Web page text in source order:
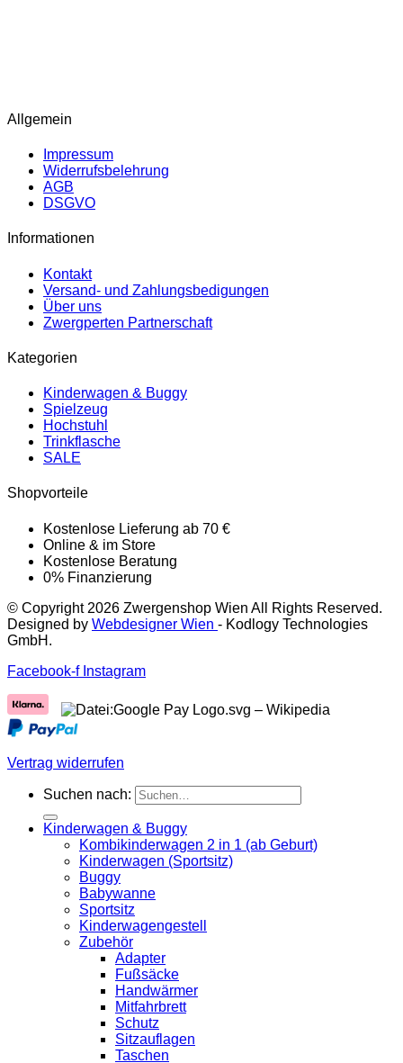
Allgemein
Impressum
Widerrufsbelehrung
AGB
DSGVO
Informationen
Kontakt
Versand- und Zahlungsbedigungen
Über uns
Zwergperten Partnerschaft
Kategorien
Kinderwagen & Buggy
Spielzeug
Hochstuhl
Trinkflasche
SALE
Shopvorteile
Kostenlose Lieferung ab 70 €
Online & im Store
Kostenlose Beratung
0% Finanzierung
© Copyright 2026 Zwergenshop Wien All Rights Reserved.
Designed by Webdesigner Wien - Kodlogy Technologies
GmbH.
Facebook-f Instagram
Vertrag widerrufen
Suchen nach:
Kinderwagen & Buggy
Kombikinderwagen 2 in 1 (ab Geburt)
Kinderwagen (Sportsitz)
Buggy
Babywanne
Sportsitz
Kinderwagengestell
Zubehör
Adapter
Fußsäcke
Handwärmer
Mitfahrbrett
Schutz
Sitzauflagen
Taschen